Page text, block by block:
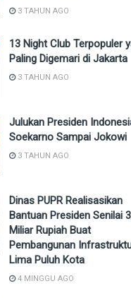
3 TAHUN AGO
13 Night Club Terpopuler
Paling Digemari di Jakarta
3 TAHUN AGO
Julukan Presiden
Soekarno Sampai Jokowi
3 TAHUN AGO
Dinas PUPR Realisasikan
Bantuan Presiden Senilai
Miliar Rupiah Buat
Pembangunan
Lima Puluh Kota
4 MINGGU AGO